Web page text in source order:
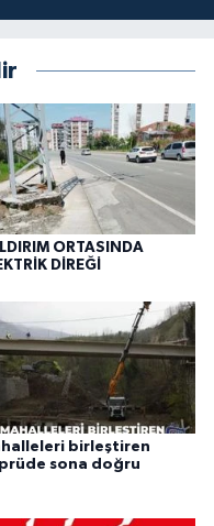
ORTASINDA
DİREĞİ
birleştiren
sona doğru